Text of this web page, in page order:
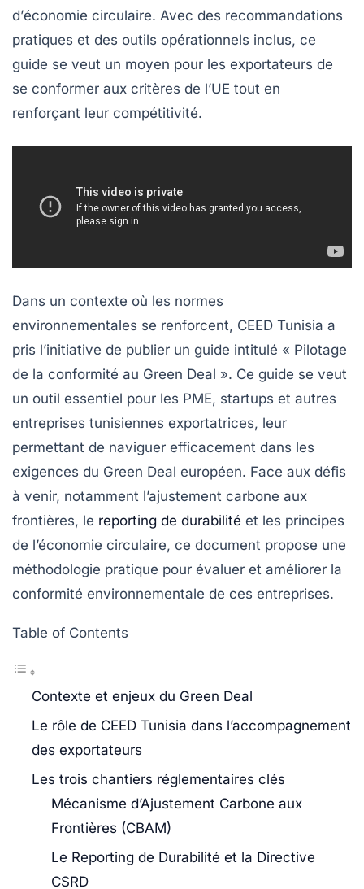
d’économie circulaire. Avec des recommandations
pratiques et des outils opérationnels inclus, ce
guide se veut un moyen pour les exportateurs de
se conformer aux critères de l’UE tout en
renforçant leur compétitivité.
Dans un contexte où les normes
environnementales se renforcent, CEED Tunisia a
pris l’initiative de publier un guide intitulé « Pilotage
de la conformité au Green Deal ». Ce guide se veut
un outil essentiel pour les PME, startups et autres
entreprises tunisiennes exportatrices, leur
permettant de naviguer efficacement dans les
exigences du Green Deal européen. Face aux défis
à venir, notamment l’ajustement carbone aux
frontières, le reporting de durabilité et les principes
de l’économie circulaire, ce document propose une
méthodologie pratique pour évaluer et améliorer la
conformité environnementale de ces entreprises.
Table of Contents
Contexte et enjeux du Green Deal
Le rôle de CEED Tunisia dans l’accompagnement
des exportateurs
Les trois chantiers réglementaires clés
Mécanisme d’Ajustement Carbone aux
Frontières (CBAM)
Le Reporting de Durabilité et la Directive
CSRD